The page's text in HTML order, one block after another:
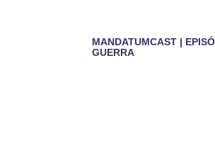
MANDATUMCAST |
GUERRA